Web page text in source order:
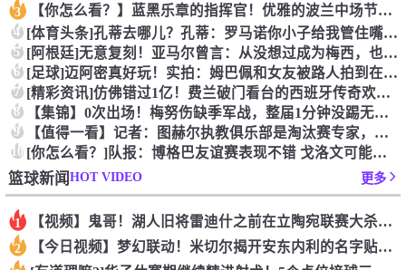
3 【你怎么看？】蓝黑乐章的指挥官！优雅的波兰中场节拍器！
4 [体育头条]孔蒂去哪儿？孔蒂：罗马诺你小子给我管住嘴哈！
5 [阿根廷]无意复刻！亚马尔曾言：从没想过成为梅西，也不会穿他
6 [足球]迈阿密真好玩！实拍：姆巴佩和女友被路人拍到在夜店狂欢
7 [精彩资讯]仿佛错过1亿！费兰破门看台的西班牙传奇欢呼，拉莫
8 【集锦】0次出场！梅努伤缺季军战，整届1分钟没踢无缘世界杯首
9 【值得一看】记者：图赫尔执教俱乐部是淘汰赛专家，但在真正压力
10 [你怎么看？]队报：博格巴友谊赛表现不错 戈洛文可能加盟沙特
篮球新闻HOT VIDEO 更多
1 【视频】鬼哥！湖人旧将雷迪什之前在立陶宛联赛大杀四方
2 【今日视频】梦幻联动！米切尔揭开安东内利的名字贴纸！